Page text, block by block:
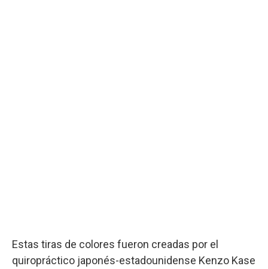
Estas tiras de colores fueron creadas por el
quiropráctico japonés-estadounidense Kenzo Kase